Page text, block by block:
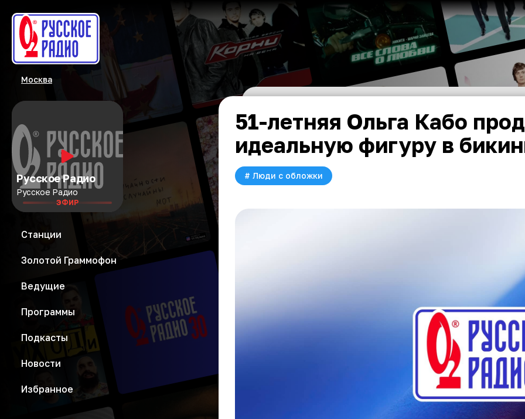
Москва
Русское Радио
Русское Радио
ЭФИР
Станции
Золотой Граммофон
Ведущие
Программы
Подкасты
Новости
Избранное
51-летняя Ольга Кабо
идеальную фигуру в
# Люди с обложки